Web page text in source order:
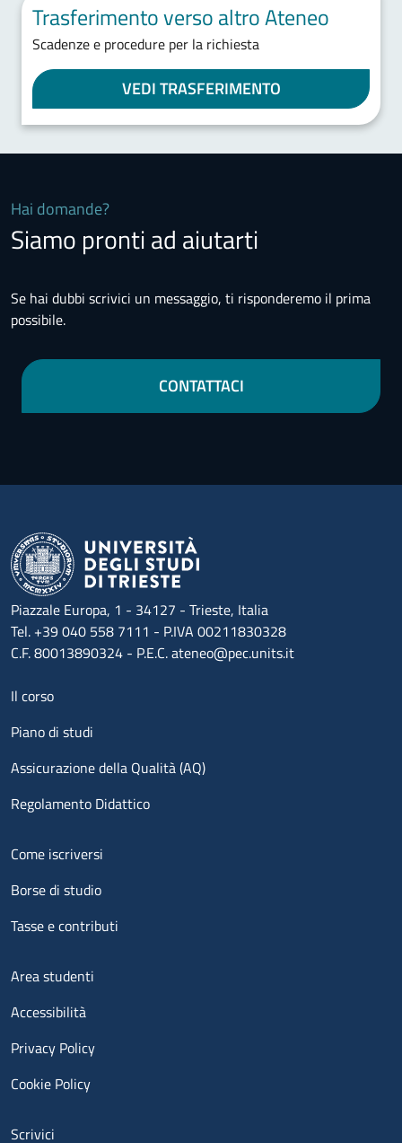
Trasferimento verso altro Ateneo
Scadenze e procedure per la richiesta
VEDI TRASFERIMENTO
Hai domande?
Siamo pronti ad aiutarti
Se hai dubbi scrivici un messaggio, ti risponderemo il prima
possibile.
CONTATTACI
Piazzale Europa, 1 - 34127 - Trieste, Italia
Tel. +39 040 558 7111 - P.IVA 00211830328
C.F. 80013890324 - P.E.C. ateneo@pec.units.it
Menu footer 1
Il corso
Piano di studi
Assicurazione della Qualità (AQ)
Regolamento Didattico
Menu footer 2
Come iscriversi
Borse di studio
Tasse e contributi
Menu footer 3
Area studenti
Accessibilità
Privacy Policy
Cookie Policy
Menu contatti
Scrivici